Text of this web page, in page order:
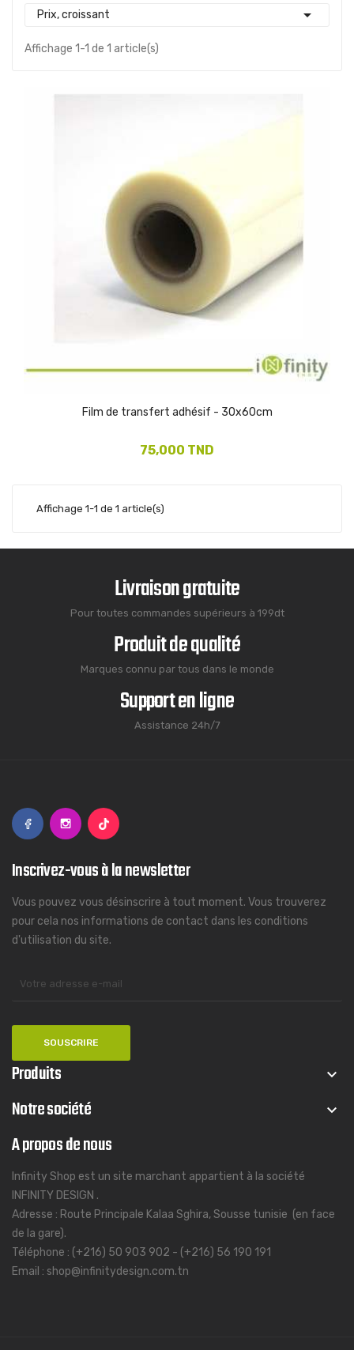
Prix, croissant 
Affichage 1-1 de 1 article(s)
Film de transfert adhésif - 30x60cm
75,000 TND
Affichage 1-1 de 1 article(s)
Livraison gratuite
Pour toutes commandes supérieurs à 199dt
Produit de qualité
Marques connu par tous dans le monde
Support en ligne
Assistance 24h/7
Inscrivez-vous à la newsletter
Vous pouvez vous désinscrire à tout moment. Vous trouverez
pour cela nos informations de contact dans les conditions
d'utilisation du site.
Produits keyboard_arrow_down
Notre société keyboard_arrow_down
A propos de nous
Infinity Shop est un site marchant appartient à la société
INFINITY DESIGN .
Adresse : Route Principale Kalaa Sghira, Sousse tunisie (en face
de la gare).
Téléphone : (+216) 50 903 902 - (+216) 56 190 191
Email : shop@infinitydesign.com.tn